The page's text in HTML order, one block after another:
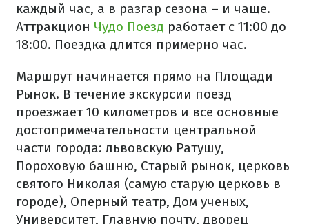
каждый час, а в разгар сезона – и чаще.
Аттракцион Чудо Поезд работает с 11:00 до
18:00. Поездка длится примерно час.
Маршрут начинается прямо на Площади
Рынок. В течение экскурсии поезд
проезжает 10 километров и все основные
достопримечательности центральной
части города: львовскую Ратушу,
Пороховую башню, Старый рынок, церковь
святого Николая (самую старую церковь в
городе), Оперный театр, Дом ученых,
Университет, Главную почту, дворец